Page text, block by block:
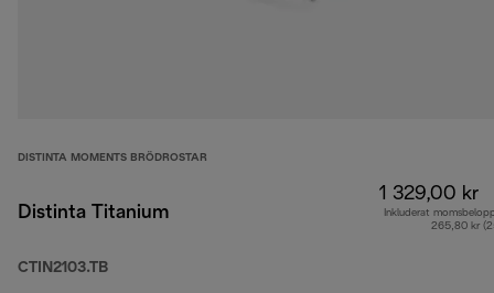
DISTINTA MOMENTS BRÖDROSTAR
Distinta Titanium
CTIN2103.TB
1 329,00 kr
Inkluderat
265,80 kr